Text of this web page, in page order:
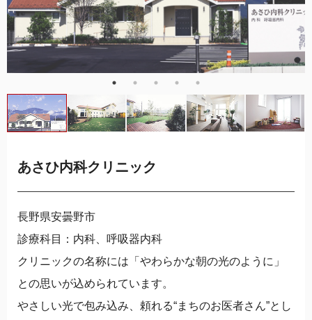
あさひ内科クリニック
長野県安曇野市
診療科目：内科、呼吸器内科
クリニックの名称には「やわらかな朝の光のように」
との思いが込められています。
やさしい光で包み込み、頼れる“まちのお医者さん”とし